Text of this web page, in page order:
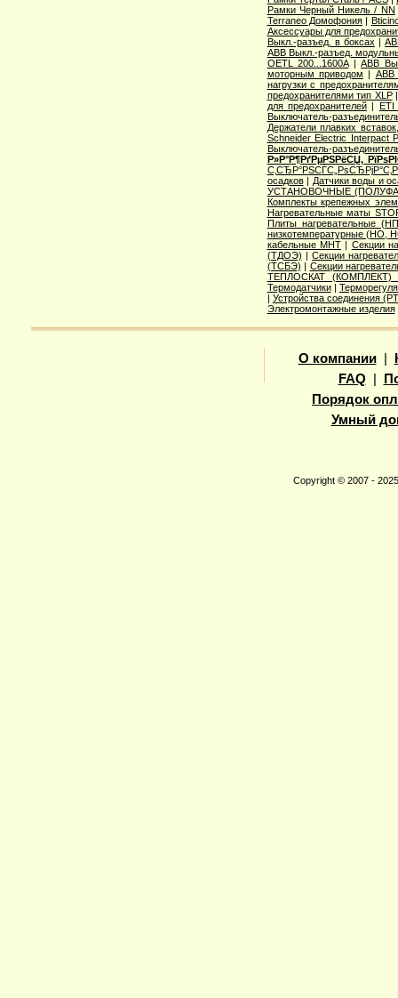
Рамки Черный Никель / NN
Terraneo Домофония|
Аксессуары для
Выкл.-разъед. в боксах |
ABB Выкл.-разъед.
OETL 200...1600A| ABB
моторным приводом | ABB
нагрузки с
предохранителями тип XLP
для предохранителей| ETI
Выключатель-
Держатели плавких
Schneider Electric Interpact
Выключатель-
Р»Р°Р¶РґРµРЅРёСЏ,
осадков| Датчики воды и
УСТАНОВОЧНЫЕ
Комплекты крепежных
Нагревательные маты
Плиты нагревательные
низкотемпературные
кабельные МНТ| Секции
(ТДОЭ) |Секции
(ТСБЭ) | Секции
ТЕПЛОСКАТ (КОМПЛЕКТ)
Термодатчики|
| Устройства соединения
Электромонтажные изделия
О компании|
FAQ
Порядок
Умный
Copyright © 2007 -